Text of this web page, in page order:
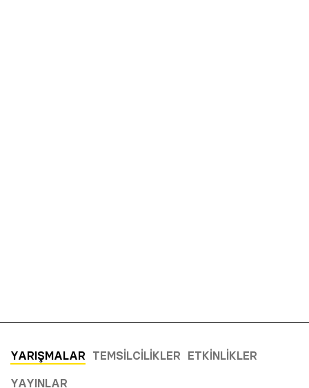
YARIŞMALAR TEMSILCILIKLER ETKINLIKLER
YAYINLAR